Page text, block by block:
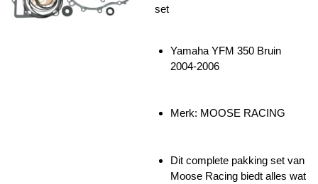
set
Yamaha YFM 350 Bruin
2004-2006
Merk: MOOSE RACING
Dit complete pakking set van
Moose Racing biedt alles wat